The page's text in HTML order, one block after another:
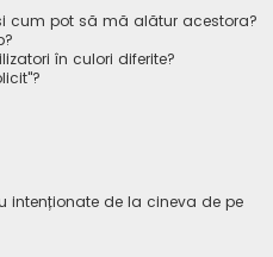
cum pot să mă alătur acestora?
în culori diferite?
intenționate de la cineva de pe